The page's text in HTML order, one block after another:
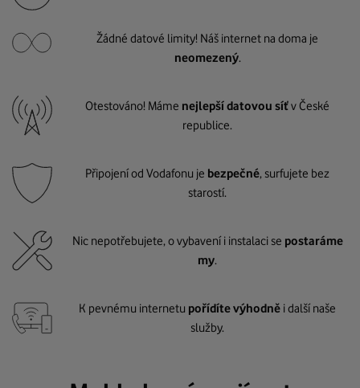
Žádné datové limity! Náš internet na doma je
neomezený.
Otestováno! Máme nejlepší datovou síťv České
republice.
Připojení od Vodafonu je bezpečné, surfujete bez
starostí.
Nic nepotřebujete, o vybavení i instalaci se postaráme
my.
K pevnému internetu pořídíte výhodně i další naše
služby.